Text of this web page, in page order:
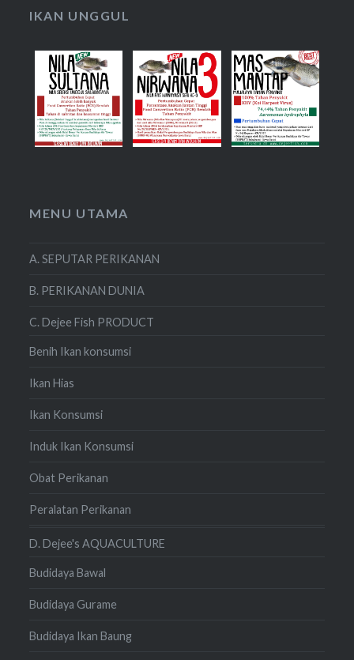
IKAN UNGGUL
MENU UTAMA
A. SEPUTAR PERIKANAN
B. PERIKANAN DUNIA
C. Dejee Fish PRODUCT
Benih Ikan konsumsi
Ikan Hias
Ikan Konsumsi
Induk Ikan Konsumsi
Obat Perikanan
Peralatan Perikanan
D. Dejee's AQUACULTURE
Budidaya Bawal
Budidaya Gurame
Budidaya Ikan Baung